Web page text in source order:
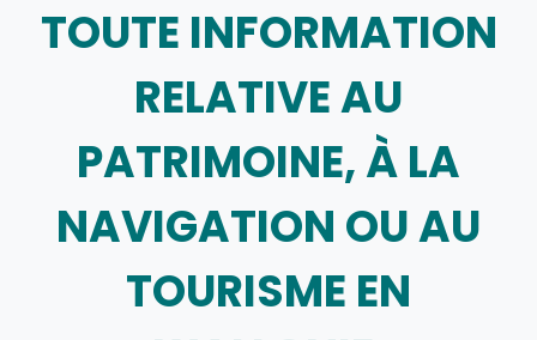
TOUTE INFORMATION
RELATIVE AU
PATRIMOINE, À LA
NAVIGATION OU AU
TOURISME EN